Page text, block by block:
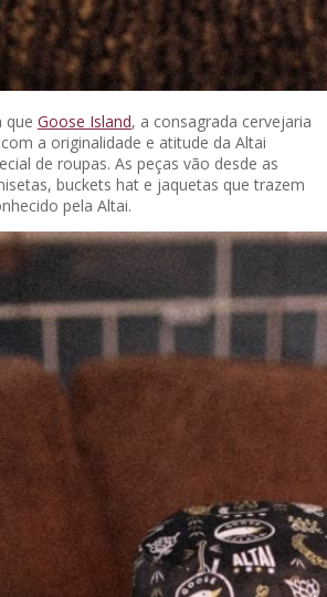
que Goose Island, a consagrada cervejaria
a originalidade e atitude da Altai
de roupas. As peças vão desde as
buckets hat e jaquetas que trazem
pela Altai.